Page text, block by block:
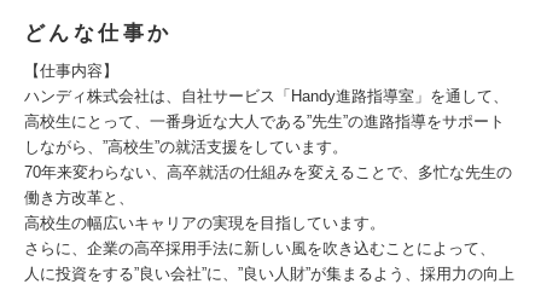
どんな仕事か
【仕事内容】
ハンディ株式会社は、自社サービス「Handy進路指導室」を通して、
高校生にとって、一番身近な大人である”先生”の進路指導をサポート
しながら、”高校生”の就活支援をしています。
70年来変わらない、高卒就活の仕組みを変えることで、多忙な先生の
働き方改革と、
高校生の幅広いキャリアの実現を目指しています。
さらに、企業の高卒採用手法に新しい風を吹き込むことによって、
人に投資をする”良い会社”に、”良い人財”が集まるよう、採用力の向上